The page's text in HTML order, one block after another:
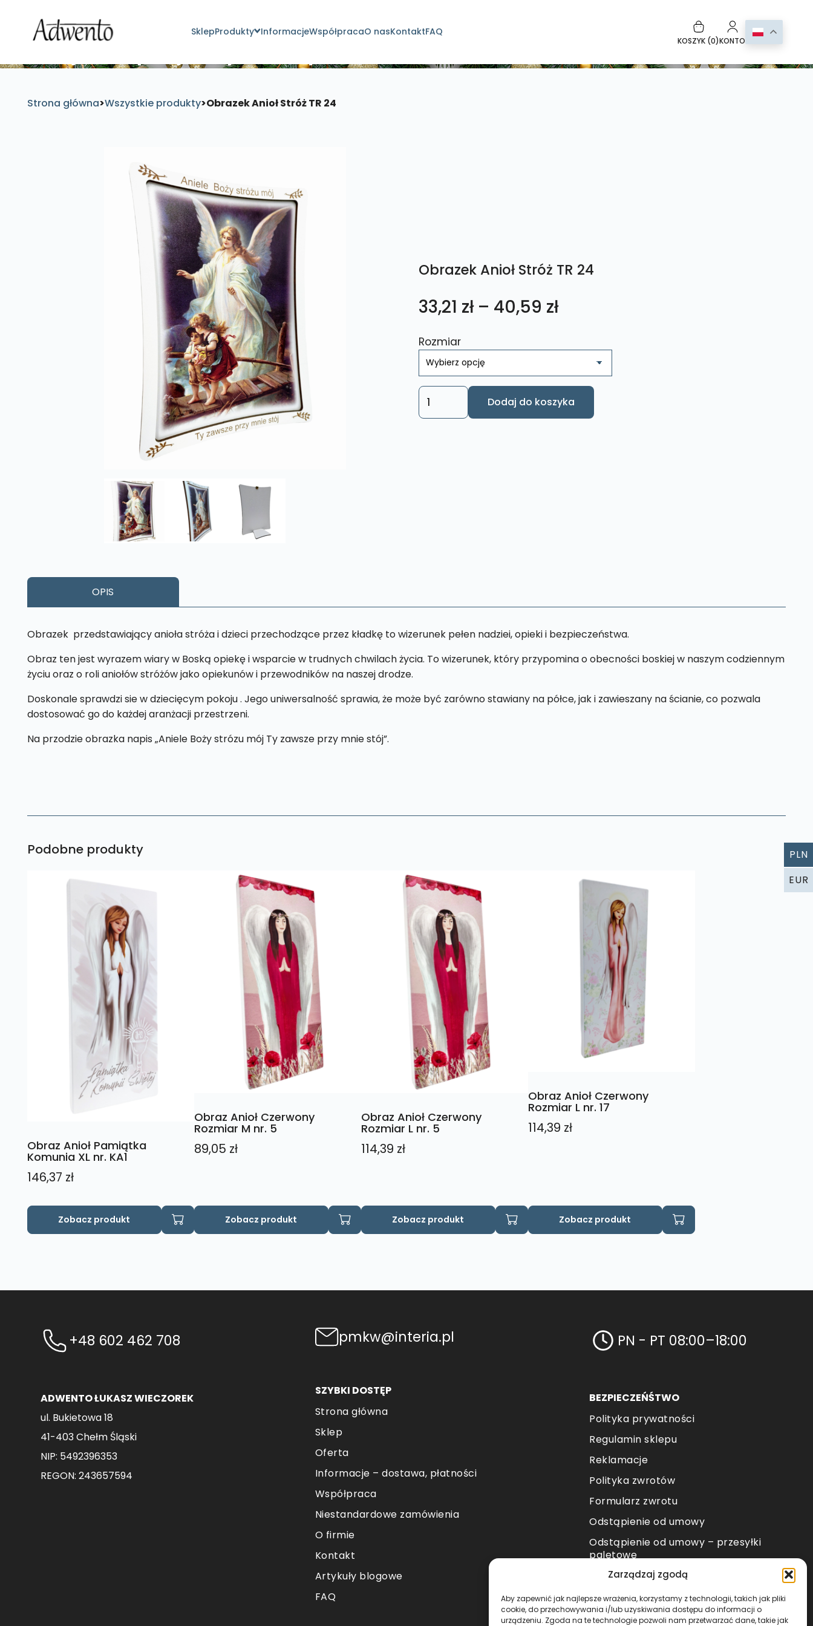
Zarządzaj zgodą
Aby zapewnić jak najlepsze wrażenia, korzystamy z technologii, takich jak pliki
cookie, do przechowywania i/lub uzyskiwania dostępu do informacji o
urządzeniu. Zgoda na te technologie pozwoli nam przetwarzać dane, takie jak
SklepProdukty InformacjeWspółpracaO nasKontaktFAQ
KOSZYK (0)KONTO
Strona główna>Wszystkie produkty>Obrazek Anioł Stróż TR 24
Obrazek Anioł Stróż TR 24
33,21 zł – 40,59 złZakres
od
33,21 zł
do
Rozmiar
ilość
Obrazek
Dodaj do koszyka
OPIS
Obrazek przedstawiający anioła stróża i dzieci przechodzące przez kładkę to wizerunek pełen nadziei, opieki i bezpieczeństwa.
Obraz ten jest wyrazem wiary w Boską opiekę i wsparcie w trudnych chwilach życia. To wizerunek, który przypomina o obecności boskiej w naszym codziennym
życiu oraz o roli aniołów stróżów jako opiekunów i przewodników na naszej drodze.
Doskonale sprawdzi sie w dziecięcym pokoju . Jego uniwersalność sprawia, że może być zarówno stawiany na półce, jak i zawieszany na ścianie, co pozwala
dostosować go do każdej aranżacji przestrzeni.
Na przodzie obrazka napis „Aniele Boży strózu mój Ty zawsze przy mnie stój”.
Podobne produkty
Obraz Anioł Pamiątka
Komunia XL nr. KA1
146,37 zł
Zobacz produkt
Obraz Anioł Czerwony
Rozmiar M nr. 5
89,05 zł
Zobacz produkt
Obraz Anioł Czerwony
Rozmiar L nr. 5
114,39 zł
Zobacz produkt
Obraz Anioł Czerwony
Rozmiar L nr. 17
114,39 zł
Zobacz produkt
+48 602 462 708
ADWENTO ŁUKASZ WIECZOREK
ul. Bukietowa 18
41-403 Chełm Śląski
NIP: 5492396353
REGON: 243657594
pmkw@interia.pl
SZYBKI DOSTĘP
Strona główna
Sklep
Oferta
Informacje – dostawa, płatności
Współpraca
Niestandardowe zamówienia
O firmie
Kontakt
Artykuły blogowe
FAQ
PN - PT 08:00–18:00
BEZPIECZEŃŚTWO
Polityka prywatności
Regulamin sklepu
Reklamacje
Polityka zwrotów
Formularz zwrotu
Odstąpienie od umowy
Odstąpienie od umowy – przesyłki
paletowe
METODY PŁATNOŚCI
PLN
EUR